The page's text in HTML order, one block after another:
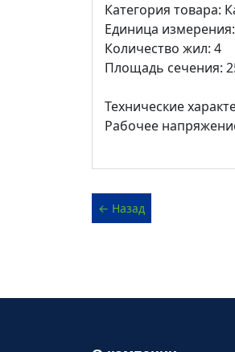
Категория товара:
Единица
Количество жил: 4
Площадь сечения:
Технические
Рабочее